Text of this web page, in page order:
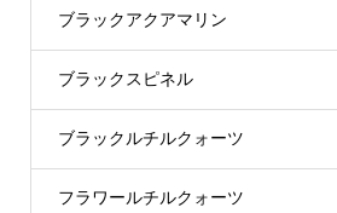
ブラックアクアマリン
ブラックスピネル
ブラックルチルクォーツ
フラワールチルクォーツ